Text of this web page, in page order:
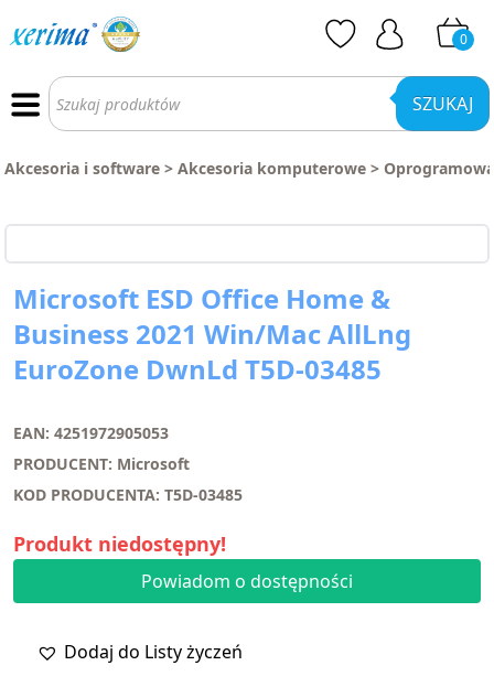
0
Wyszukiwarka
produktów SZUKAJ
Akcesoria i software > Akcesoria komputerowe >
Microsoft ESD Office Home &
Business 2021 Win/Mac AllLng
EuroZone DwnLd T5D-03485
EAN: 4251972905053
PRODUCENT: Microsoft
KOD PRODUCENTA: T5D-03485
Produkt niedostępny!
Powiadom o dostępności
Dodaj do Listy życzeń